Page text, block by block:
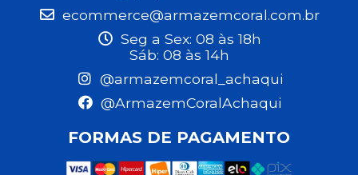
ecommerce@armazemcoral.com.br
Seg a Sex: 08 às 18h
Sáb: 08 às 14h
@armazemcoral_achaqui
@ArmazemCoralAchaqui
FORMAS DE PAGAMENTO